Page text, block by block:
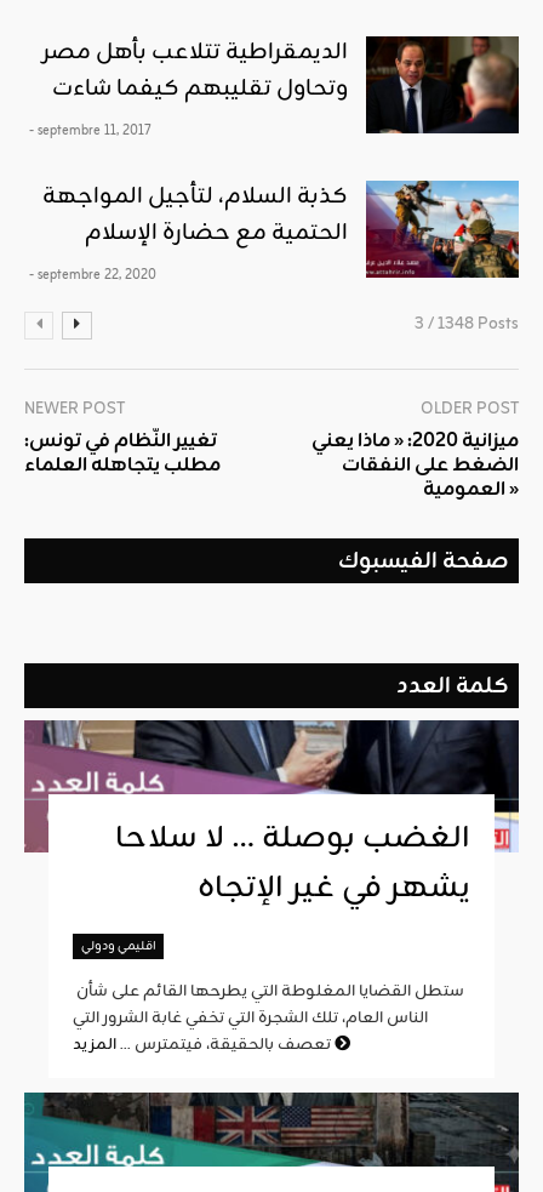
الديمقراطية تتلاعب بأهل مصر
وتحاول تقليبهم كيفما شاءت
- septembre 11, 2017
كذبة السلام، لتأجيل المواجهة
الحتمية مع حضارة الإسلام
- septembre 22, 2020
3 / 1348 Posts
NEWER POST
تغيير النّظام في تونس:
مطلب يتجاهله العلماء
OLDER POST
ميزانية 2020: « ماذا يعني
الضغط على النفقات
العمومية »
صفحة الفيسبوك
كلمة العدد
الغضب بوصلة … لا سلاحا
يشهر في غير الإتجاه
اقليمي ودولي
الناس العام، تلك الشجرة التي تخفي غابة الشرور التي
تعصف بالحقيقة، فيتمترس ...